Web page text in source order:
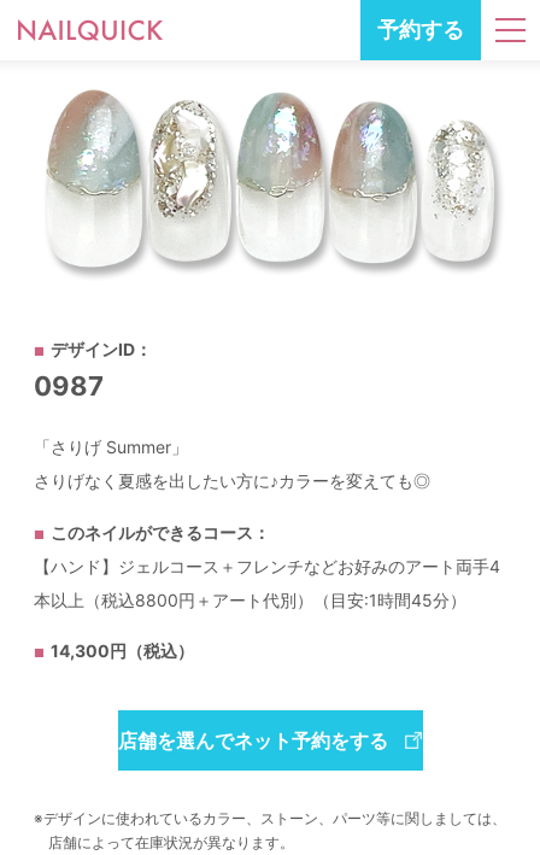
予約する
デザインID：
0987
「さりげ Summer」
さりげなく夏感を出したい方に♪カラーを変えても◎
このネイルができるコース：
【ハンド】ジェルコース＋フレンチなどお好みのアート両手4
本以上（税込8800円＋アート代別）（目安:1時間45分）
14,300円（税込）
店舗を選んでネット予約をする
デザインに使われているカラー、ストーン、パーツ等に関しましては、
店舗によって在庫状況が異なります。